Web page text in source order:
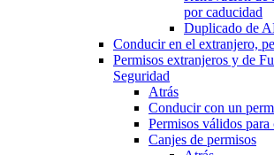
por caducidad
Duplicado de
Conducir en el extranjero,
Permisos extranjeros y de
Seguridad
Atrás
Conducir con un
Permisos válidos
Canjes de permisos